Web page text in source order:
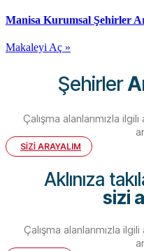
Manisa Kurumsal Şehirler
Makaleyi Aç »
Şehirler
Çalışma alanlarımızla
SİZİ ARAYALIM
Aklınıza
sizi
Çalışma alanlarımızla